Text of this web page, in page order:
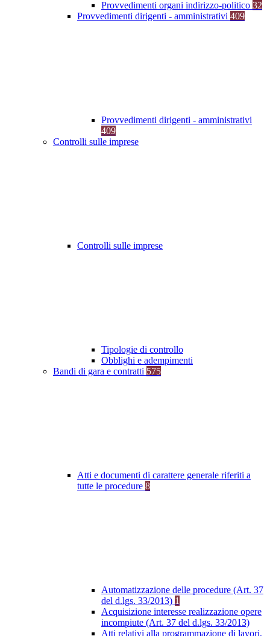
Provvedimenti organi indirizzo-politico 32
Provvedimenti dirigenti - amministrativi 409
Provvedimenti dirigenti - amministrativi
409
Controlli sulle imprese
Controlli sulle imprese
Tipologie di controllo
Obblighi e adempimenti
Bandi di gara e contratti 575
Atti e documenti di carattere generale riferiti a
tutte le procedure 8
Automatizzazione delle procedure (Art. 37
del d.lgs. 33/2013) 1
Acquisizione interesse realizzazione opere
incompiute (Art. 37 del d.lgs. 33/2013)
Atti relativi alla programmazione di lavori,